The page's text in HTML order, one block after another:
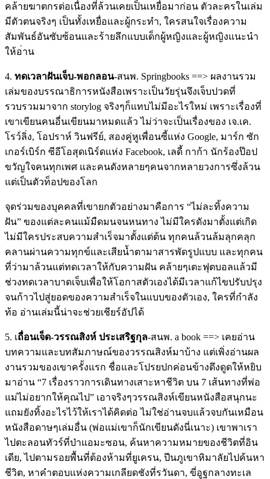
คล้ายฆาตกรต่อเนื่องที่ล้วนเคยเป็นเหยื่อมาก่อน ตัวละครในเล่ม
มีตัวตนจริงๆ เป็นทั้งเหยื่อและผู้กระทำ, ใครสนใจเรื่องความ
สัมพันธ์อันซับซ้อนและร้ายลึกแบบเด็กผู้หญิงและผู้หญิงแนะนำ
ให้อ่าน
4. ทดเวลาฝันเจ็บ-พอกลอน-สนพ. Springbooks ==> ผลงานรวม
เล่มของบรรณาธิการหนังสือเพราะเป็นวัยรุ่นจึงเจ็บปวดที่
รวบรวมมาจาก storylog จริงๆก็แทบไม่มีอะไรใหม่ เพราะเรื่องที่
เขาเขียนคนอื่นเขียนมาหมดแล้ว ไม่ว่าจะเป็นเรื่องของ เจ.เค.
โรว์ลิ่ง, โอปราห์ วินฟรีย์, สองคู่หูเพื่อนซี้แห่ง Google, มาร์ก ซัก
เกอร์เบิร์ก ซีอีโอสุดเนิร์ดแห่ง Facebook, เลดี้ กาก้า นักร้องป๊อป
ขวัญใจคนทุกเพศ และคนดังหลายๆคนจากหลายวงการซึ่งล้วน
แต่เป็นตัวท็อปของโลก
จุดร่วมของบุคคลที่เขายกตัวอย่างมาคือการ “ไม่ละทิ้งความ
ฝัน” ของแต่ละคนแม้มืดมนจนหนทาง ไม่มีใครดังมาตั้งแต่เกิด
ไม่มีใครประสบความสำเร็จมาตั้งแต่ต้น ทุกคนล้วนล้มลุกคลุก
คลานผ่านความทุกข์และเสียน้ำตามาสารพัดรูปแบบ และทุกคน
ที่ว่ามาล้วนแต่ทดเวลาให้กับความฝัน คล้ายๆเตะฟุตบอลแล้วมี
ช่วงทดเวลาบาดเจ็บเพื่อให้โอกาสตัวเองได้มีเวลาแก้ไขปรับปรุง
จนก้าวไปสู่ยอดของความสำเร็จในแบบของตัวเอง, ใครที่กำลัง
ท้อ อ่านเล่มนี้น่าจะช่วยเชียร์อัปได้
5. เถื่อนเจ็ด-วรรณสิงห์ ประเสริฐกุล-สนพ. a book ==> เคยอ่าน
บทความและบทสัมภาษณ์ของวรรณสิงห์มาบ้าง แต่เพิ่งอ่านผล
งานรวมของเขาครั้งแรก ชื่อและโปรยปกค่อนข้างดึงดูดให้หยิบ
มาอ่าน “7 เรื่องราวการเดินทางเสาะหาชีวิต บน 7 เส้นทางที่พ่อ
แม่ไม่อยากให้คุณไป” เอาจริงๆวรรณสิงห์เขียนหนังสือสนุกนะ
แถมยังทิ้งอะไรไว้ให้เราได้คิดต่อ ไม่ใช่อ่านจบแล้วจบกันเหมือน
หนังสือดาษๆเล่มอื่น (พ่อแม่เขาก็นักเขียนดังนี่เนาะ) เขาพาเรา
ไปตะลอนทัวร์ที่ป่าแอมะซอน, ค้นหาความหมายของชีวิตที่อิน
เดีย, ไปตามรอยพื้นที่ต้องห้ามที่ยูเครน, ปีนภูเขาหิมาลัยไปค้นหา
ชีวิต, หาคำตอบแห่งความเกลียดชังที่รวันดา, ขี่อูฐกลางทะเล